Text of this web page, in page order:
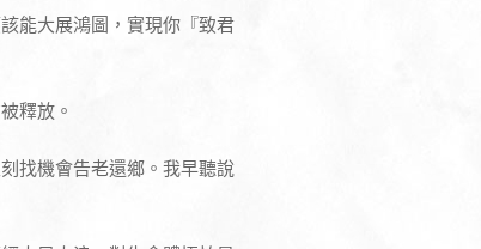
能大展鴻圖，實現你『致君
釋放。
找機會告老還鄉。我早聽說